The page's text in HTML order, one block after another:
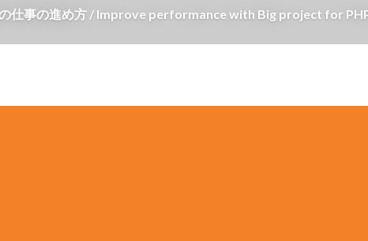
仕事の進め方 / Improve performance with Big project for